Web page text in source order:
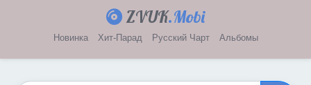
ZVUK.Mobi
Новинка Хит-Парад Русский Чарт Альбомы